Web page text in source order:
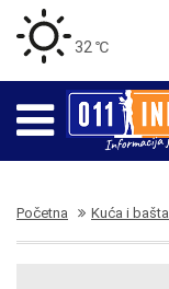
32 ℃
Početna Kuća i bašta